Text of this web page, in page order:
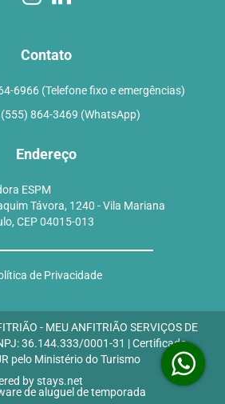
Contato
6966 (Telefone fixo e emergências)
864-3469 (WhatsApp)
Endereço
ESPM
Távora, 1240 - Vila Mariana
CEP 04015-013
de Privacidade
- MEU ANFITRIÃO SERVIÇOS DE
36.144.333/0001-31 | Certificado
pelo Ministério do Turismo
by stays.net
de aluguel de temporada